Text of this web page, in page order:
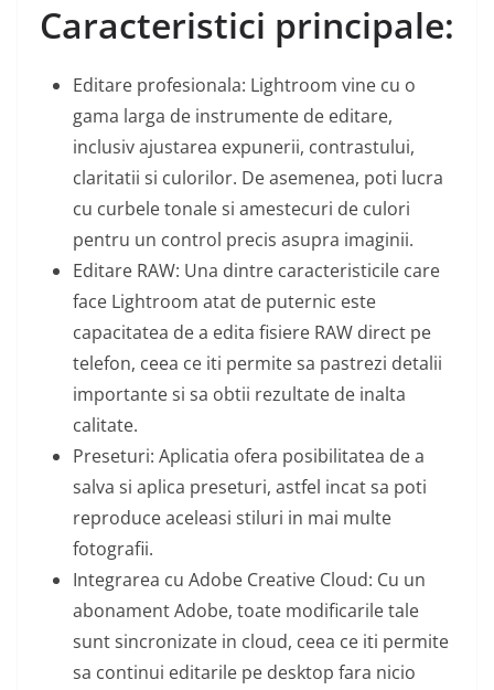
Caracteristici principale:
Editare profesionala: Lightroom vine cu o
gama larga de instrumente de editare,
inclusiv ajustarea expunerii, contrastului,
claritatii si culorilor. De asemenea, poti lucra
cu curbele tonale si amestecuri de culori
pentru un control precis asupra imaginii.
Editare RAW: Una dintre caracteristicile care
face Lightroom atat de puternic este
capacitatea de a edita fisiere RAW direct pe
telefon, ceea ce iti permite sa pastrezi detalii
importante si sa obtii rezultate de inalta
calitate.
Preseturi: Aplicatia ofera posibilitatea de a
salva si aplica preseturi, astfel incat sa poti
reproduce aceleasi stiluri in mai multe
fotografii.
Integrarea cu Adobe Creative Cloud: Cu un
abonament Adobe, toate modificarile tale
sunt sincronizate in cloud, ceea ce iti permite
sa continui editarile pe desktop fara nicio